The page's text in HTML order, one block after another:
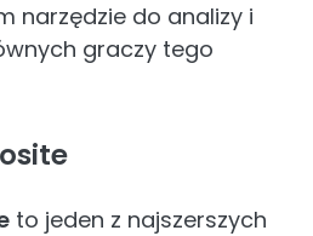
narzędzie do analizy i
graczy tego
to jeden z najszerszych